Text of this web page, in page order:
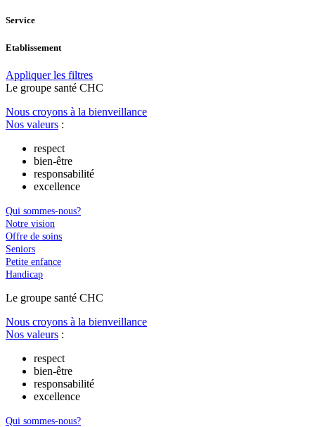
Service
Etablissement
Appliquer les filtres
Le groupe santé CHC
Nous croyons à la bienveillance
Nos valeurs :
respect
bien-être
responsabilité
excellence
Qui sommes-nous?
Notre vision
Offre de soins
Seniors
Petite enfance
Handicap
Le groupe santé CHC
Nous croyons à la bienveillance
Nos valeurs :
respect
bien-être
responsabilité
excellence
Qui sommes-nous?